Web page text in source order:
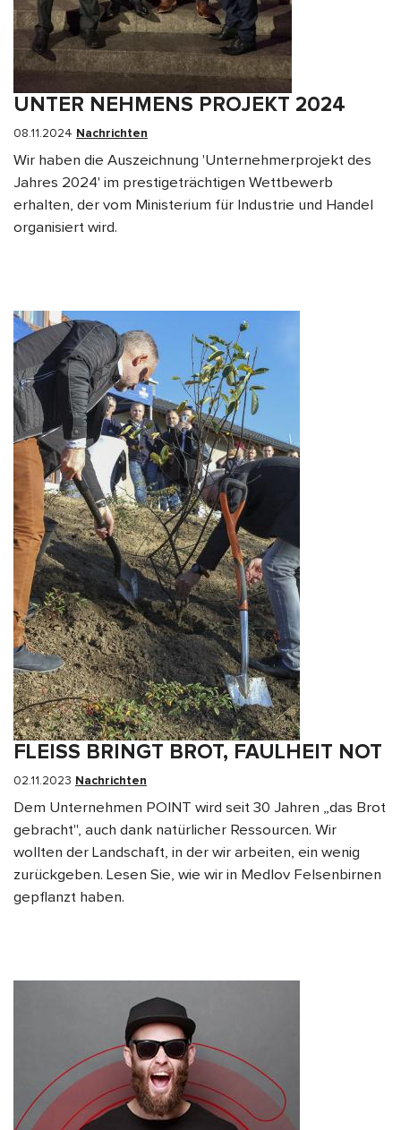
UNTER NEHMENS PROJEKT 2024
08.11.2024 Nachrichten
Wir haben die Auszeichnung 'Unternehmerprojekt des
Jahres 2024' im prestigeträchtigen Wettbewerb
erhalten, der vom Ministerium für Industrie und Handel
organisiert wird.
FLEISS BRINGT BROT, FAULHEIT NOT
02.11.2023 Nachrichten
Dem Unternehmen POINT wird seit 30 Jahren „das Brot
gebracht", auch dank natürlicher Ressourcen. Wir
wollten der Landschaft, in der wir arbeiten, ein wenig
zurückgeben. Lesen Sie, wie wir in Medlov Felsenbirnen
gepflanzt haben.